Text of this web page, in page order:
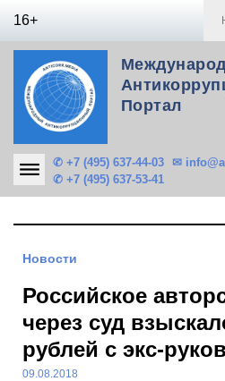
16+
Портал
✆ +7 (495) 637-44-03
✆ +7 (495) 637-53-41
✉
Новости
Российское
через суд
рублей с экс-
09.08.2018